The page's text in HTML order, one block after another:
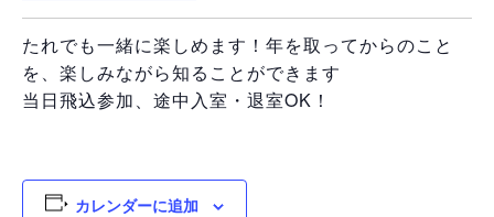
たれでも一緒に楽しめます！年を取ってからのこと
を、楽しみながら知ることができます
当日飛込参加、途中入室・退室OK！
カレンダーに追加